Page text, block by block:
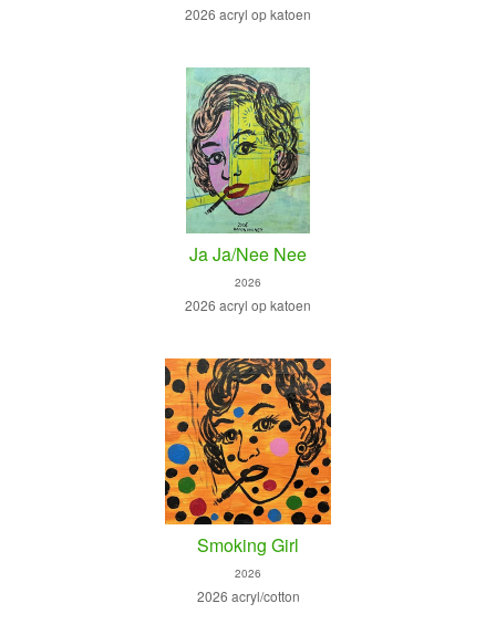
2026 acryl op katoen
Ja Ja/Nee Nee
2026
2026 acryl op katoen
Smoking Girl
2026
2026 acryl/cotton